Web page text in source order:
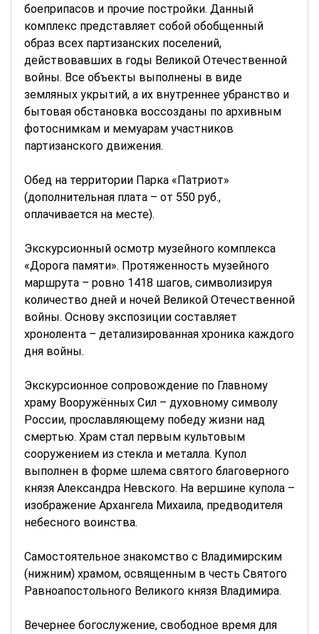
боеприпасов и прочие постройки. Данный
комплекс представляет собой обобщенный
образ всех партизанских поселений,
действовавших в годы Великой Отечественной
войны. Все объекты выполнены в виде
земляных укрытий, а их внутреннее убранство и
бытовая обстановка воссозданы по архивным
фотоснимкам и мемуарам участников
партизанского движения.
Обед на территории Парка «Патриот»
(дополнительная плата – от 550 руб.,
оплачивается на месте).
Экскурсионный осмотр музейного комплекса
«Дорога памяти». Протяженность музейного
маршрута – ровно 1418 шагов, символизируя
количество дней и ночей Великой Отечественной
войны. Основу экспозиции составляет
хронолента – детализированная хроника каждого
дня войны.
Экскурсионное сопровождение по Главному
храму Вооружённых Сил – духовному символу
России, прославляющему победу жизни над
смертью. Храм стал первым культовым
сооружением из стекла и металла. Купол
выполнен в форме шлема святого благоверного
князя Александра Невского. На вершине купола –
изображение Архангела Михаила, предводителя
небесного воинства.
Самостоятельное знакомство с Владимирским
(нижним) храмом, освященным в честь Святого
Равноапостольного Великого князя Владимира.
Вечернее богослужение, свободное время для